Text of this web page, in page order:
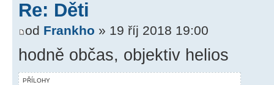
Re: Děti
od Frankho » 19 říj 2018 19:00
hodně občas, objektiv helios
PŘÍLOHY